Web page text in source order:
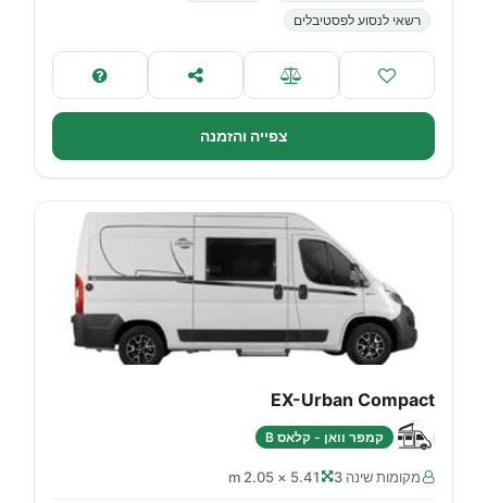
רשאי לנסוע לפסטיבלים
צפייה והזמנה
EX-Urban Compact
קמפר וואן - קלאס B
מקומות שינה 3 5.41 × 2.05 m